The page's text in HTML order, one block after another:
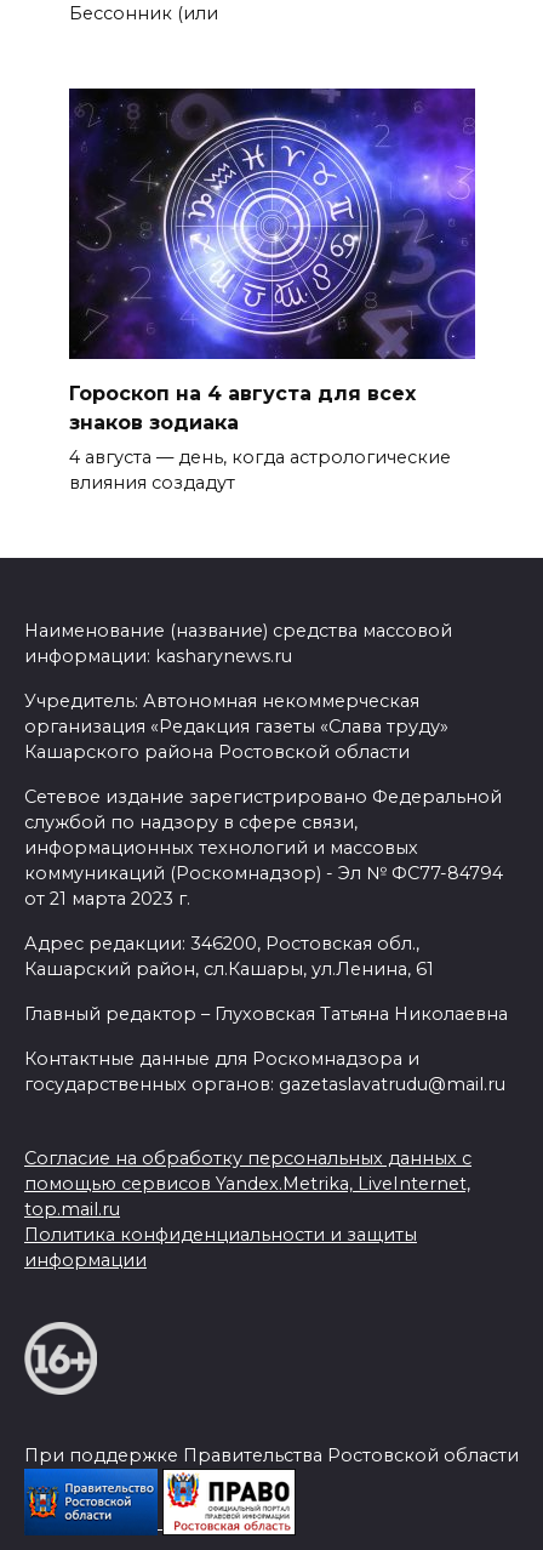
Бессонник (или
Гороскоп на 4 августа для всех
знаков зодиака
4 августа — день, когда астрологические
влияния создадут
Наименование (название) средства массовой
информации: kasharynews.ru
Учредитель: Автономная некоммерческая
организация «Редакция газеты «Слава труду»
Кашарского района Ростовской области
Сетевое издание зарегистрировано Федеральной
службой по надзору в сфере связи,
информационных технологий и массовых
коммуникаций (Роскомнадзор) - Эл № ФС77-84794
от 21 марта 2023 г.
Адрес редакции: 346200, Ростовская обл.,
Кашарский район, сл.Кашары, ул.Ленина, 61
Главный редактор – Глуховская Татьяна Николаевна
Контактные данные для Роскомнадзора и
государственных органов: gazetaslavatrudu@mail.ru
Согласие на обработку персональных данных с
помощью сервисов Yandex.Metrika, LiveInternet,
top.mail.ru
Политика конфиденциальности и защиты
информации
При поддержке Правительства Ростовской области